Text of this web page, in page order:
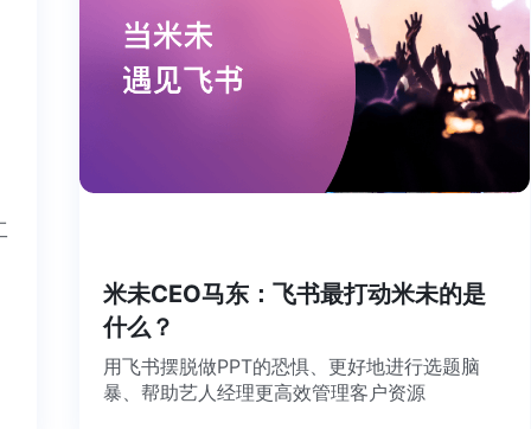
米未CEO马东：飞书最打动米未的是
什么？
用飞书摆脱做PPT的恐惧、更好地进行选题脑
暴、帮助艺人经理更高效管理客户资源